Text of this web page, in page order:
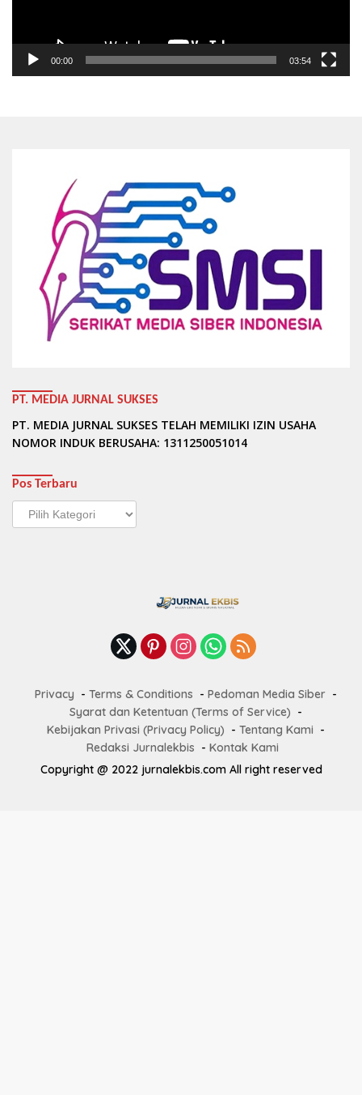
00:00 03:54
PT. MEDIA JURNAL SUKSES
PT. MEDIA JURNAL SUKSES TELAH MEMILIKI IZIN USAHA
NOMOR INDUK BERUSAHA: 1311250051014
Pos Terbaru
Pos
Terbaru
Privacy Terms & Conditions
Pedoman Media Siber
Syarat dan Ketentuan (Terms of Service)
Kebijakan Privasi (Privacy Policy)
Tentang Kami
Redaksi Jurnalekbis
Kontak Kami
Copyright @ 2022 jurnalekbis.com All right reserved